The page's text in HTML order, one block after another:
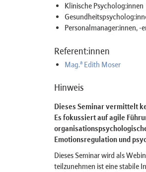
Klinische Psycholog:innen
Personalmanager:innen,
Referent:innen
Mag.aEdith Moser
Hinweis
Dieses Seminar vermittelt
Es fokussiert auf agile
Emotionsregulation und
Dieses Seminar wird als
teilzunehmen ist eine stabile